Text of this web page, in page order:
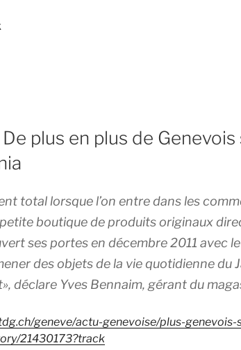
De plus en plus de
total lorsque l’on entre dans les
boutique de produits originaux
ses portes en décembre 2011 avec
des objets de la vie quotidienne du
déclare Yves Bennaim, gérant du
geneve/actu-genevoise/plus-
21430173?track